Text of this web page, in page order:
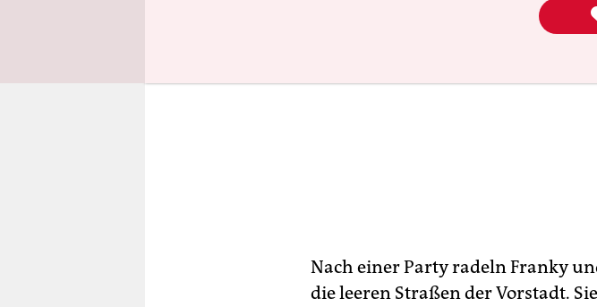
Nach einer Party radeln Franky
die leeren Straßen der Vorstadt.